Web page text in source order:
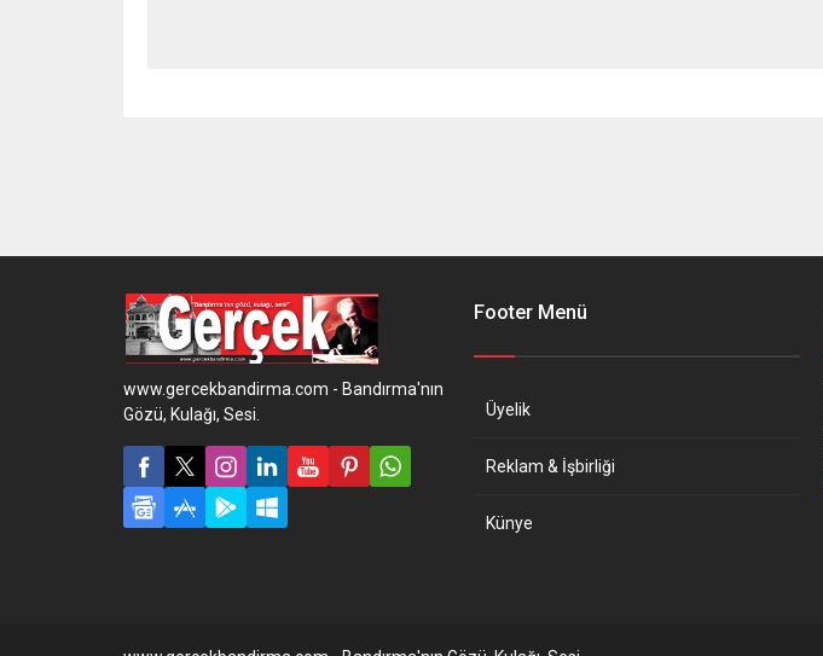
www.gercekbandirma.com - Bandırma'nın
Gözü, Kulağı, Sesi.
Footer Menü
Üyelik
Reklam & İşbirliği
Künye